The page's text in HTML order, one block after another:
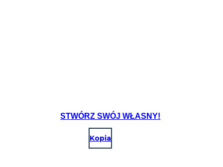
STWÓRZ SWÓJ WŁASNY!
Kopia